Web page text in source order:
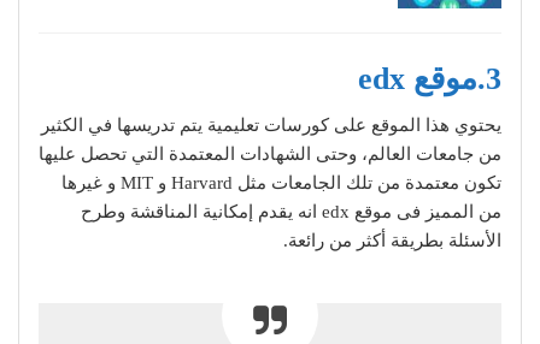
3.موقع edx
يحتوي هذا الموقع على كورسات تعليمية يتم تدريسها في الكثير
من جامعات العالم، وحتى الشهادات المعتمدة التي تحصل عليها
تكون معتمدة من تلك الجامعات مثل Harvard و MIT و غيرها
من المميز فى موقع edx انه يقدم إمكانية المناقشة وطرح
الأسئلة بطريقة أكثر من رائعة.